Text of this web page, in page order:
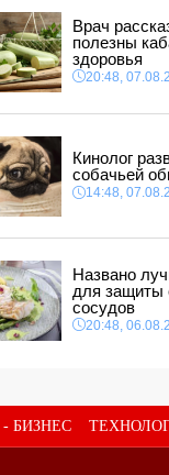
закупит
установки
дефицит
вдовы"
Врач
полезны
здоровья
20:48,
Кинолог
собачьей
14:48,
Названо
для защиты
сосудов
20:48,
БИЗНЕС